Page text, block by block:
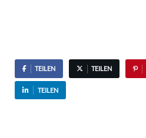
TEILEN TEILEN
TEILEN